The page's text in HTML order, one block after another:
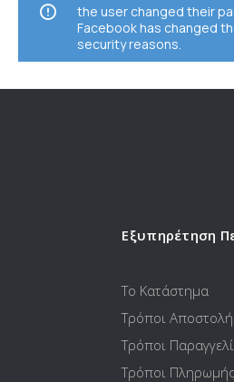
the user changed their
Facebook has changed
security reasons.
Εξυπηρέτηση
Το Κατάστημα
Τρόποι
Τρόποι
Τρόποι Πληρωμής